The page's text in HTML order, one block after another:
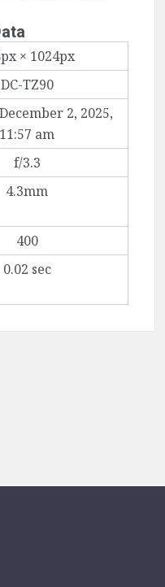
× 1024px
DC-TZ90
2, 2025,
11:57 am
f/3.3
4.3mm
400
0.02 sec